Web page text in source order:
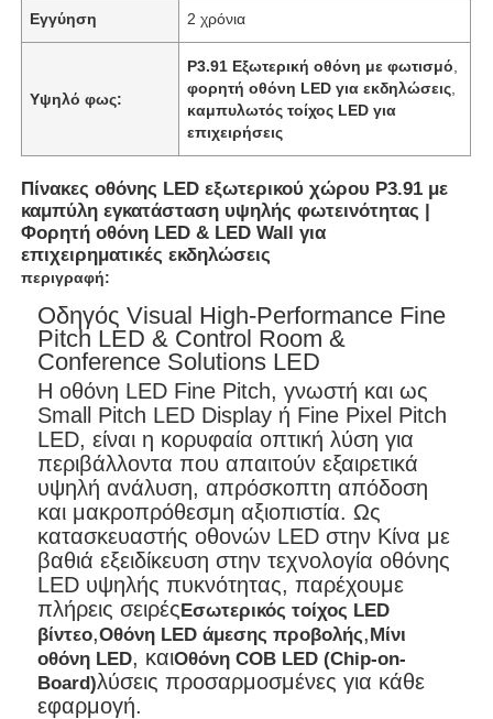
Σχετικά με εμάς
Ξενάγηση στο Εργοστάσιο
Ποιοτικός έλεγχος
Επικοινωνήστε μαζί μας
Ειδήσεις
Υποθέσεις
Ζητήστε μια προσφορά
Οθόνη LED Video Wall
οθόνη οθόνης LED
Οθόνη των οδηγήσεων συναυλίας
Εγγύηση 2 χρόνια
Υψηλό φως:
P3.91 Εξωτερική οθόνη με φωτισμό
φορητή οθόνη LED για εκδηλώσεις
καμπυλωτός τοίχος LED για
επιχειρήσεις
Πίνακες οθόνης LED εξωτερικού χώρου P3.91 με
καμπύλη εγκατάσταση υψηλής φωτεινότητας |
Φορητή οθόνη LED & LED Wall για
επιχειρηματικές εκδηλώσεις
περιγραφή:
Οδηγός Visual High-Performance Fine
Pitch LED & Control Room &
Conference Solutions LED
Η οθόνη LED Fine Pitch, γνωστή και ως
Small Pitch LED Display ή Fine Pixel Pitch
LED, είναι η κορυφαία οπτική λύση για
περιβάλλοντα που απαιτούν εξαιρετικά
υψηλή ανάλυση, απρόσκοπτη απόδοση
και μακροπρόθεσμη αξιοπιστία. Ως
κατασκευαστής οθονών LED στην Κίνα με
βαθιά εξειδίκευση στην τεχνολογία οθόνης
LED υψηλής πυκνότητας, παρέχουμε
πλήρεις σειρέςΕσωτερικός τοίχος LED
βίντεο,Οθόνη LED άμεσης προβολής,Μίνι
οθόνη LED, καιΟθόνη COB LED (Chip-on-
Board)λύσεις προσαρμοσμένες για κάθε
εφαρμογή.